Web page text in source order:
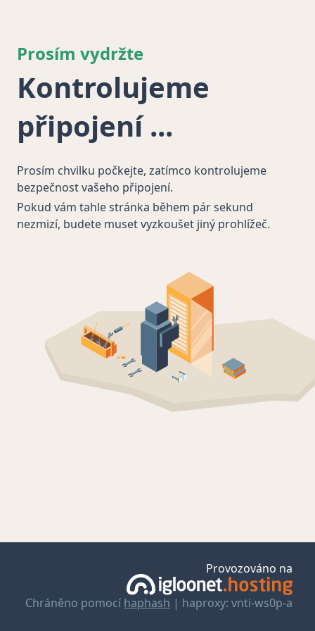
Prosím vydržte
Kontrolujeme
připojení
Prosím chvilku počkejte, zatímco kontrolujeme
bezpečnost vašeho připojení.
Pokud vám tahle stránka během pár sekund
nezmizí, budete muset vyzkoušet jiný prohlížeč.
Provozováno na
Chráněno pomocí haphash | haproxy: vnti-ws0p-a